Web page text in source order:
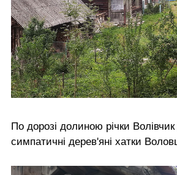
По дорозі долиною річки
симпатичні дерев'яні хатки